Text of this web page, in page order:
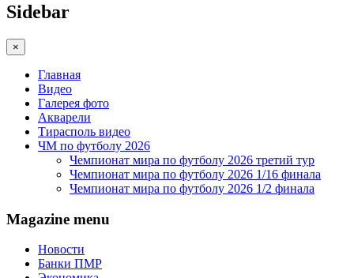
Sidebar
×
Главная
Видео
Галерея фото
Акварели
Тирасполь видео
ЧМ по футболу 2026
Чемпионат мира по футболу 2026 третий тур
Чемпионат мира по футболу 2026 1/16 финала
Чемпионат мира по футболу 2026 1/2 финала
Magazine menu
Новости
Банки ПМР